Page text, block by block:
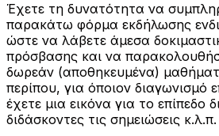
Έχετε τη δυνατότητα να
παρακάτω φόρμα εκδήλωσης
ώστε να λάβετε άμεσα
πρόσβασης και να
δωρεάν (αποθηκευμένα)
περίπου, για όποιον διαγωνισμό
έχετε μια εικόνα για το επίπεδο
διδάσκοντες τις σημειώσεις κ.λ.π.